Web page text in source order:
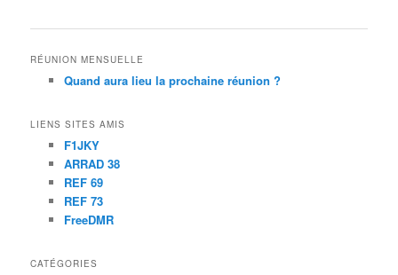
RÉUNION MENSUELLE
Quand aura lieu la prochaine réunion ?
LIENS SITES AMIS
F1JKY
ARRAD 38
REF 69
REF 73
FreeDMR
CATÉGORIES